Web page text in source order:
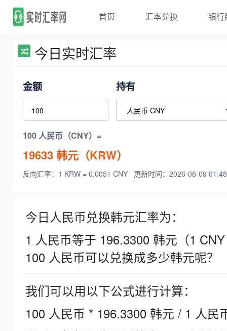
首页 汇率兑换 银行
今日实时汇率
金额 持有
100 人民币（CNY）=
19633韩元（KRW）
反向汇率：1 KRW = 0.0051 CNY 更新时间：2026-08-09
今日人民币兑换韩元汇率为：
1 人民币等于 196.3300 韩元（1
100 人民币可以兑换成多少韩元呢？
我们可以用以下公式进行计算：
100 人民币 * 196.3300 韩元 / 1 人民